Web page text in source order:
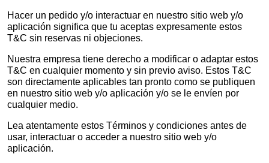
Hacer un pedido y/o interactuar en nuestro sitio web y/o
aplicación significa que tu aceptas expresamente estos
T&C sin reservas ni objeciones.
Nuestra empresa tiene derecho a modificar o adaptar estos
T&C en cualquier momento y sin previo aviso. Estos T&C
son directamente aplicables tan pronto como se publiquen
en nuestro sitio web y/o aplicación y/o se le envíen por
cualquier medio.
Lea atentamente estos Términos y condiciones antes de
usar, interactuar o acceder a nuestro sitio web y/o
aplicación.